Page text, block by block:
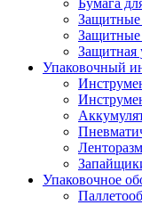
Бумага
Защитные
Защитные
Защитная
Упаковочный
Упаковочное